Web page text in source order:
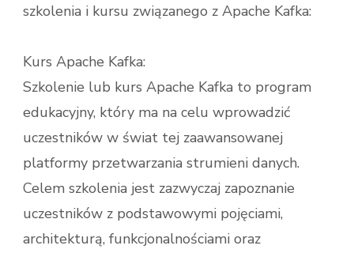
szkolenia i kursu związanego z Apache Kafka:
Kurs Apache Kafka:
Szkolenie lub kurs Apache Kafka to program
edukacyjny, który ma na celu wprowadzić
uczestników w świat tej zaawansowanej
platformy przetwarzania strumieni danych.
Celem szkolenia jest zazwyczaj zapoznanie
uczestników z podstawowymi pojęciami,
architekturą, funkcjonalnościami oraz